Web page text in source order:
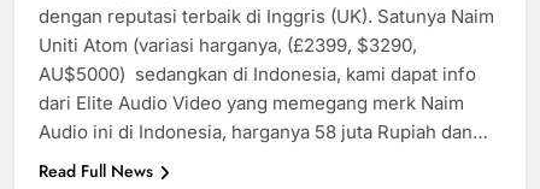
dengan reputasi terbaik di Inggris (UK). Satunya Naim
Uniti Atom (variasi harganya, (£2399, $3290,
AU$5000) sedangkan di Indonesia, kami dapat info
dari Elite Audio Video yang memegang merk Naim
Audio ini di Indonesia, harganya 58 juta Rupiah dan…
Read Full News